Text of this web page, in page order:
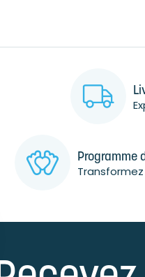
Programme